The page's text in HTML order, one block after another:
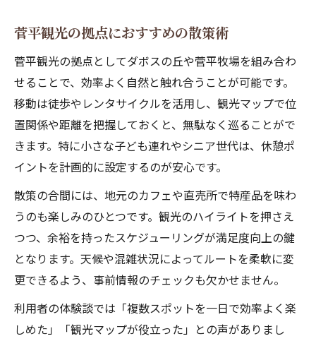
菅平観光の拠点におすすめの散策術
菅平観光の拠点としてダボスの丘や菅平牧場を組み合わ
せることで、効率よく自然と触れ合うことが可能です。
移動は徒歩やレンタサイクルを活用し、観光マップで位
置関係や距離を把握しておくと、無駄なく巡ることがで
きます。特に小さな子ども連れやシニア世代は、休憩ポ
イントを計画的に設定するのが安心です。
散策の合間には、地元のカフェや直売所で特産品を味わ
うのも楽しみのひとつです。観光のハイライトを押さえ
つつ、余裕を持ったスケジューリングが満足度向上の鍵
となります。天候や混雑状況によってルートを柔軟に変
更できるよう、事前情報のチェックも欠かせません。
利用者の体験談では「複数スポットを一日で効率よく楽
しめた」「観光マップが役立った」との声がありまし